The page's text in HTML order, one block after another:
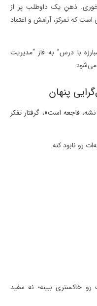
ذهنِ یک داوطلب پر از
است که تمرکز، آرامش و اعتماد
با درس” به فاز “مدیریت
می‌شود.
فاجعه‌ است»، گرفتار تفکر
رو نابود کنه.
خاکستری ببینه؛ نه سفید